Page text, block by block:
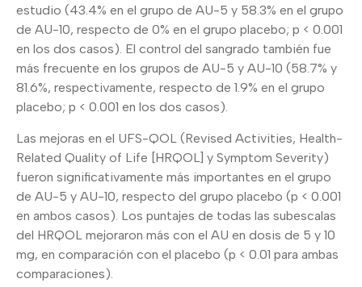
estudio (43.4% en el grupo de AU-5 y 58.3% en el grupo
de AU-10, respecto de 0% en el grupo placebo; p < 0.001
en los dos casos). El control del sangrado también fue
más frecuente en los grupos de AU-5 y AU-10 (58.7% y
81.6%, respectivamente, respecto de 1.9% en el grupo
placebo; p < 0.001 en los dos casos).
Las mejoras en el UFS-QOL (Revised Activities, Health-
Related Quality of Life [HRQOL] y Symptom Severity)
fueron significativamente más importantes en el grupo
de AU-5 y AU-10, respecto del grupo placebo (p < 0.001
en ambos casos). Los puntajes de todas las subescalas
del HRQOL mejoraron más con el AU en dosis de 5 y 10
mg, en comparación con el placebo (p < 0.01 para ambas
comparaciones).